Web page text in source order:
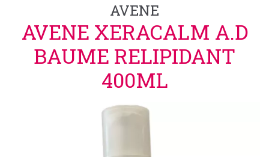
AVENE
AVENE XERACALM A.D
BAUME RELIPIDANT
400ML